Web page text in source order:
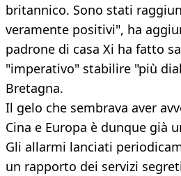
britannico. Sono stati
veramente positivi", ha
padrone di casa Xi ha fatto
"imperativo" stabilire "più
Bretagna.
Il gelo che sembrava aver
Cina e Europa è dunque già
Gli allarmi lanciati
un rapporto dei servizi